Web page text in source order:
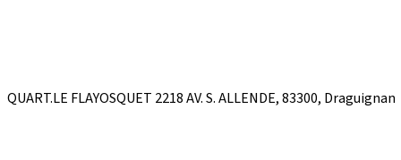
QUART.LE FLAYOSQUET 2218 AV. S. ALLENDE, 83300, Draguignan